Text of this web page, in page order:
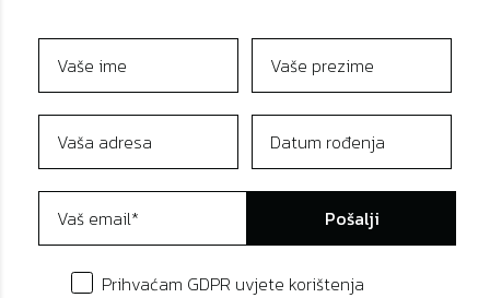
Pošalji
Prihvaćam GDPR uvjete korištenja